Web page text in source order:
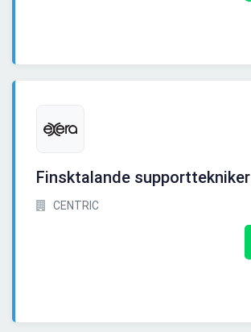
Finsktalande supporttekniker
CENTRIC